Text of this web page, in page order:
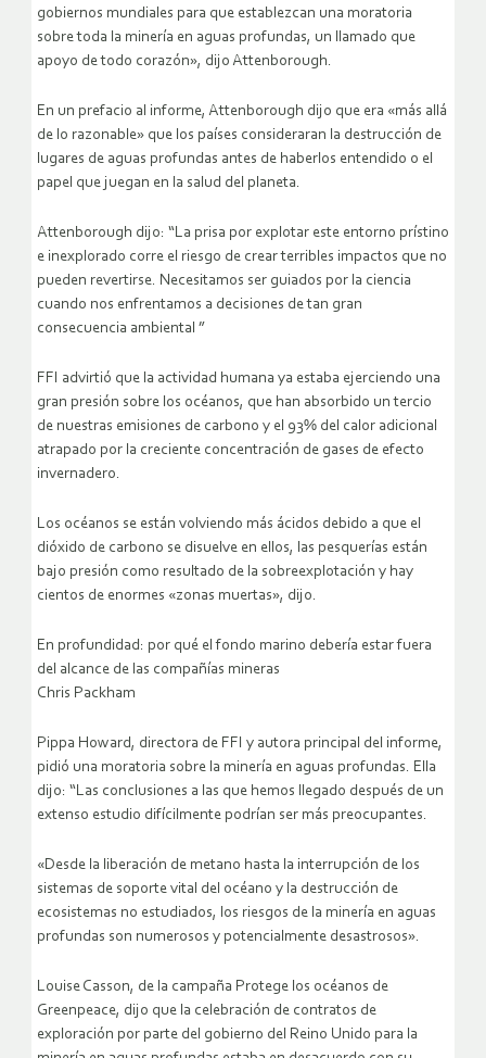
gobiernos mundiales para que establezcan una moratoria
sobre toda la minería en aguas profundas, un llamado que
apoyo de todo corazón», dijo Attenborough.
En un prefacio al informe, Attenborough dijo que era «más allá
de lo razonable» que los países consideraran la destrucción de
lugares de aguas profundas antes de haberlos entendido o el
papel que juegan en la salud del planeta.
Attenborough dijo: “La prisa por explotar este entorno prístino
e inexplorado corre el riesgo de crear terribles impactos que no
pueden revertirse. Necesitamos ser guiados por la ciencia
cuando nos enfrentamos a decisiones de tan gran
consecuencia ambiental ”
FFI advirtió que la actividad humana ya estaba ejerciendo una
gran presión sobre los océanos, que han absorbido un tercio
de nuestras emisiones de carbono y el 93% del calor adicional
atrapado por la creciente concentración de gases de efecto
invernadero.
Los océanos se están volviendo más ácidos debido a que el
dióxido de carbono se disuelve en ellos, las pesquerías están
bajo presión como resultado de la sobreexplotación y hay
cientos de enormes «zonas muertas», dijo.
En profundidad: por qué el fondo marino debería estar fuera
del alcance de las compañías mineras
Chris Packham
Pippa Howard, directora de FFI y autora principal del informe,
pidió una moratoria sobre la minería en aguas profundas. Ella
dijo: “Las conclusiones a las que hemos llegado después de un
extenso estudio difícilmente podrían ser más preocupantes.
«Desde la liberación de metano hasta la interrupción de los
sistemas de soporte vital del océano y la destrucción de
ecosistemas no estudiados, los riesgos de la minería en aguas
profundas son numerosos y potencialmente desastrosos».
Louise Casson, de la campaña Protege los océanos de
Greenpeace, dijo que la celebración de contratos de
exploración por parte del gobierno del Reino Unido para la